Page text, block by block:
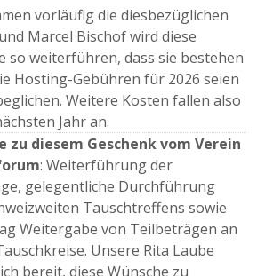
vorläufig die diesbezüglichen
Marcel Bischof wird diese
so weiterführen, dass sie bestehen
Hosting-Gebühren für 2026 seien
Weitere Kosten fallen also
Jahr an.
zu diesem Geschenk vom Verein
: Weiterführung der
gelegentliche Durchführung
Tauschtreffens sowie
Weitergabe von Teilbeträgen an
Unsere Rita Laube
bereit, diese Wünsche zu